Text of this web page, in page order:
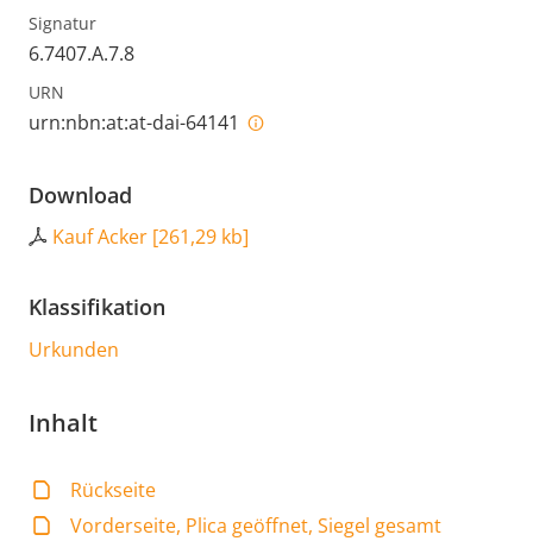
Signatur
6.7407.A.7.8
URN
urn:nbn:at:at-dai-64141
Download
Kauf Acker [261,29 kb]
Klassifikation
Urkunden
Inhalt
Rückseite
Vorderseite, Plica geöffnet, Siegel gesamt